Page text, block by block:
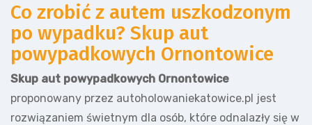
Co zrobić z autem uszkodzonym
po wypadku? Skup aut
powypadkowych Ornontowice
Skup aut powypadkowych Ornontowice
proponowany przez autoholowaniekatowice.pl jest
rozwiązaniem świetnym dla osób, które odnalazły się w